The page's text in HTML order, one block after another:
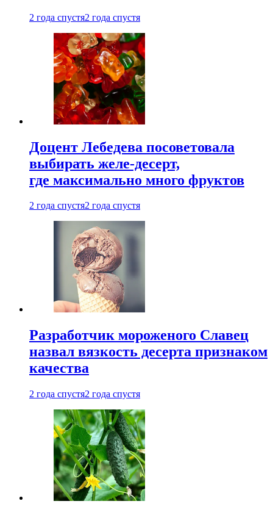
2 года спустя2 года спустя
Доцент Лебедева посоветовала
выбирать желе-десерт,
где максимально много фруктов
2 года спустя2 года спустя
Разработчик мороженого Славец
назвал вязкость десерта признаком
качества
2 года спустя2 года спустя